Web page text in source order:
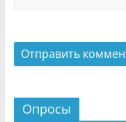
Опросы